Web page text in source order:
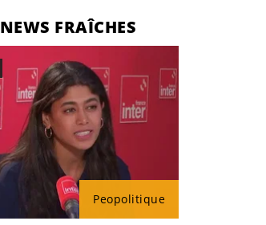
NEWS FRAÎCHES
Peopolitique